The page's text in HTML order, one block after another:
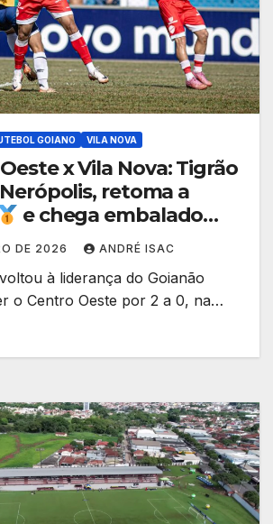
GOIANO VILA NOVA
x Vila Nova: Tigrão
retoma a
e chega embalado
no Goianão 2026
DE 2026 ANDRÉ ISAC
à liderança do Goianão
o Centro Oeste por 2 a 0, na…